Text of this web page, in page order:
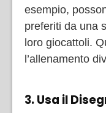
esempio,
preferiti da una
loro giocattoli.
l’allenamento
3. Usa il